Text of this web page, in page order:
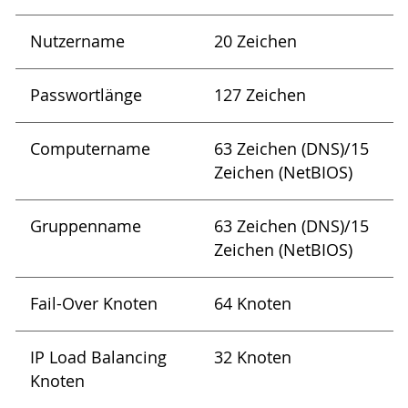
Nutzername 20 Zeichen
Passwortlänge 127 Zeichen
Computername
63 Zeichen (DNS)/15
Zeichen (NetBIOS)
Gruppenname
63 Zeichen (DNS)/15
Zeichen (NetBIOS)
Fail-Over Knoten 64 Knoten
IP Load Balancing
Knoten
32 Knoten